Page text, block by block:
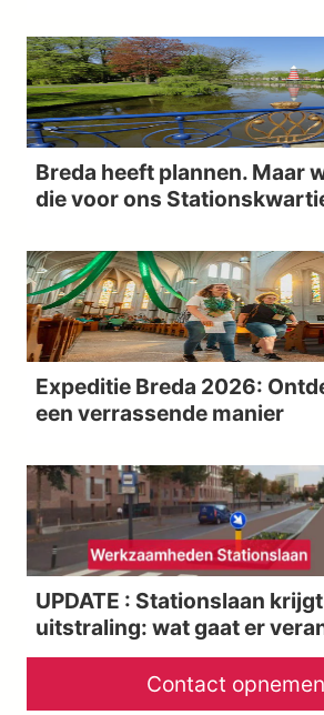
Breda heeft plannen. Maar
die voor ons
Expeditie Breda 2026:
een verrassende manier
UPDATE : Stationslaan
uitstraling: wat gaat er
Contact